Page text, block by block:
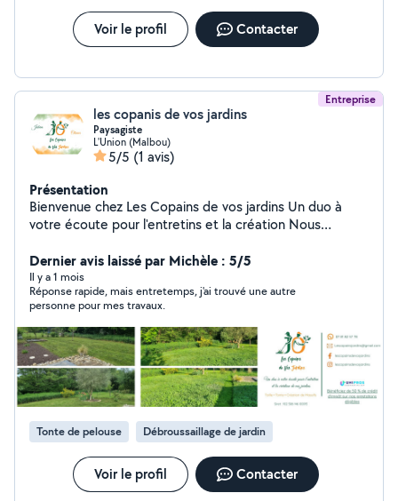
Voir le profil Contacter
Entreprise
les copanis de vos jardins
Paysagiste
L'Union (Malbou)
5/5 (1 avis)
Présentation
Bienvenue chez Les Copains de vos jardins Un duo à
votre écoute pour l'entretins et la création Nous
ensemble depuis plus de 10 ans. Grâce à notre
expérience et notre complémentarité, nous proposons
des prestations sérieuses, soignées et adaptées à vos
besoins pour l'entretien et l'embellissement de vos
extérieurs. Entretien de jardins Tonte de pelouse Taille
de haies et arbustes Désherbage et nettoyage de
massifs Ramassage de feuilles Débroussaillage Petits
travaux d'aménagement extérieur Nous accordons une
grande importance au travail bien fait, à la ponctualité
et à la satisfaction de nos clients. Chaque jardin est
entretenu avec soin, comme si c'était le nôtre. Grâce à
notre partenariat avec Unipro, nos prestations de
services à la personne peuvent vous permettre de
bénéficier de 50 % de crédit d'impôt immédiat selon
Dernier avis laissé par Michèle : 5/5
Il y a 1 mois
Réponse rapide, mais entretemps, j'ai trouvé une autre
personne pour mes travaux.
Tonte de pelouse Débroussaillage de jardin
Voir le profil Contacter